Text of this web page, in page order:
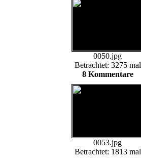
0050.jpg
Betrachtet: 3275 mal
8 Kommentare
0053.jpg
Betrachtet: 1813 mal